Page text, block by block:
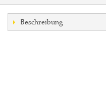
Beschreibung